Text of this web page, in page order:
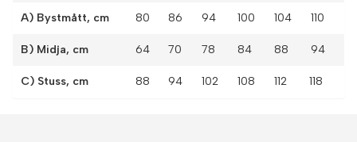
A) Bystmått, cm 80 86 94 100 104 110
B) Midja, cm 64 70 78 84 88 94
C) Stuss, cm 88 94 102 108 112 118